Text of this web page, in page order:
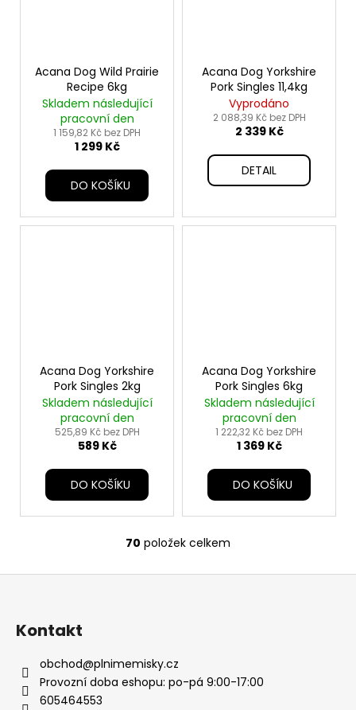
Acana Dog Wild Prairie
Recipe 6kg
Skladem následující
pracovní den
1 159,82 Kč bez DPH
1 299 Kč
DO KOŠÍKU
Acana Dog Yorkshire
Pork Singles 11,4kg
Vyprodáno
2 088,39 Kč bez DPH
2 339 Kč
DETAIL
Acana Dog Yorkshire
Pork Singles 2kg
Skladem následující
pracovní den
525,89 Kč bez DPH
589 Kč
DO KOŠÍKU
Acana Dog Yorkshire
Pork Singles 6kg
Skladem následující
pracovní den
1 222,32 Kč bez DPH
1 369 Kč
DO KOŠÍKU
O
v
c
í
p
70 položek celkem
Kontakt
obchod@plnimemisky.cz
Provozní doba eshopu: po-pá 9:00-17:00
605464553